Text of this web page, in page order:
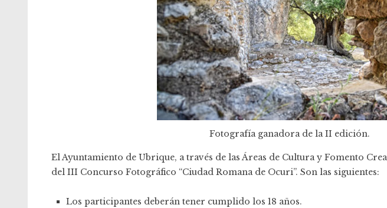
Fotografía ganadora de la II edición.
El Ayuntamiento de Ubrique, a través de las Áreas de Cultura y Fomento
del III Concurso Fotográfico “Ciudad Romana de Ocuri”. Son las siguientes:
Los participantes deberán tener cumplido los 18 años.